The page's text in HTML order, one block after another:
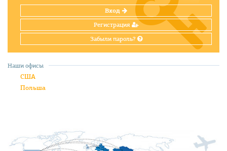
Вход
Регистрация
Забыли пароль?
Наши офисы
США
Польша